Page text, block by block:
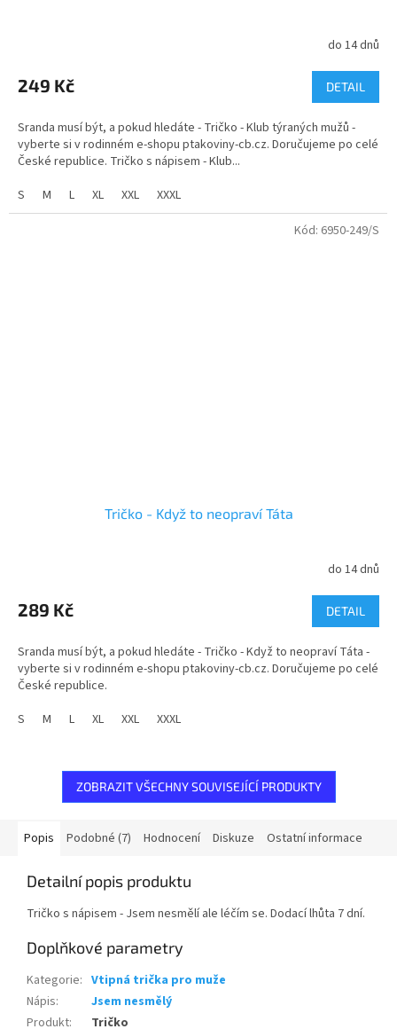
produktu
je
z
5
hvězdiček.
do 14 dnů
249 Kč DETAIL
Sranda musí být, a pokud hledáte - Tričko - Klub týraných mužů -
vyberte si v rodinném e-shopu ptakoviny-cb.cz. Doručujeme po celé
České republice. Tričko s nápisem - Klub...
S
M L XL XXL XXXL
Tričko - Když to neopraví Táta
produktu
je
z
5
hvězdiček.
do 14 dnů
289 Kč DETAIL
Sranda musí být, a pokud hledáte - Tričko - Když to neopraví Táta -
vyberte si v rodinném e-shopu ptakoviny-cb.cz. Doručujeme po celé
České republice.
S
M L XL XXL XXXL
Kód: 6950-249/S
ZOBRAZIT VŠECHNY SOUVISEJÍCÍ PRODUKTY
Popis Podobné (7) Hodnocení Diskuze Ostatní informace
Detailní popis produktu
Tričko s nápisem - Jsem nesmělí ale léčím se. Dodací lhůta 7 dní.
Doplňkové parametry
Kategorie: Vtipná trička pro muže
Nápis:
Jsem nesmělý
Produkt: Tričko